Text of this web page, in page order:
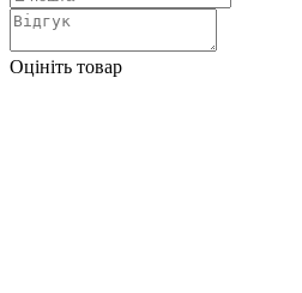
Оцініть товар